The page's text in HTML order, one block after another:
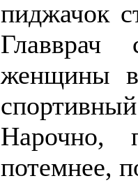
пиджачок
Главврач
женщины
Нарочно,
потемнее,